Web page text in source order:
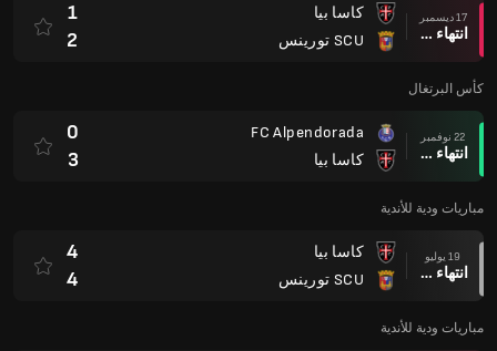
17 ديسمبر
انتهاء وقت المباراة
كاسا بيا
SCU تورينس
1
2
كأس البرتغال
22 نوفمبر
انتهاء وقت المباراة
FC Alpendorada
كاسا بيا
0
3
مباريات ودية للأندية
19 يوليو
انتهاء وقت المباراة
كاسا بيا
SCU تورينس
4
4
مباريات ودية للأندية